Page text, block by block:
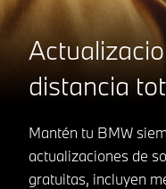
distancia
Mantén tu BMW
actualizaciones de
gratuitas, incluyen